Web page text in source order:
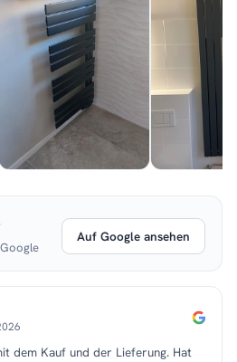
Auf Google ansehen
dem Kauf und der Lieferung. Hat